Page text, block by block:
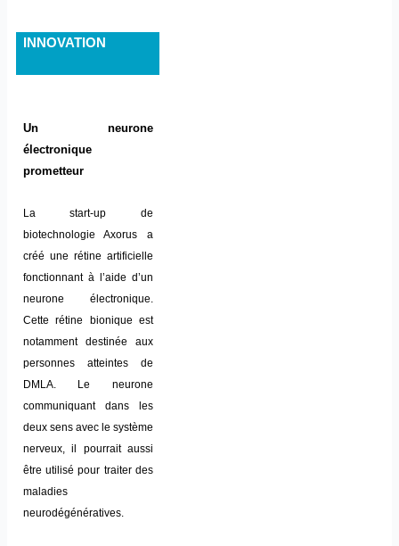
INNOVATION
Un neurone
électronique
prometteur
La start-up de
biotechnologie Axorus a
créé une rétine artificielle
fonctionnant à l’aide d’un
neurone électronique.
Cette rétine bionique est
notamment destinée aux
personnes atteintes de
DMLA. Le neurone
communiquant dans les
deux sens avec le système
nerveux, il pourrait aussi
être utilisé pour traiter des
maladies
neurodégénératives.